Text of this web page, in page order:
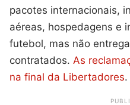
pacotes internacionais,
aéreas, hospedagens e
futebol, mas não
contratados. As
na final da Libertadores.